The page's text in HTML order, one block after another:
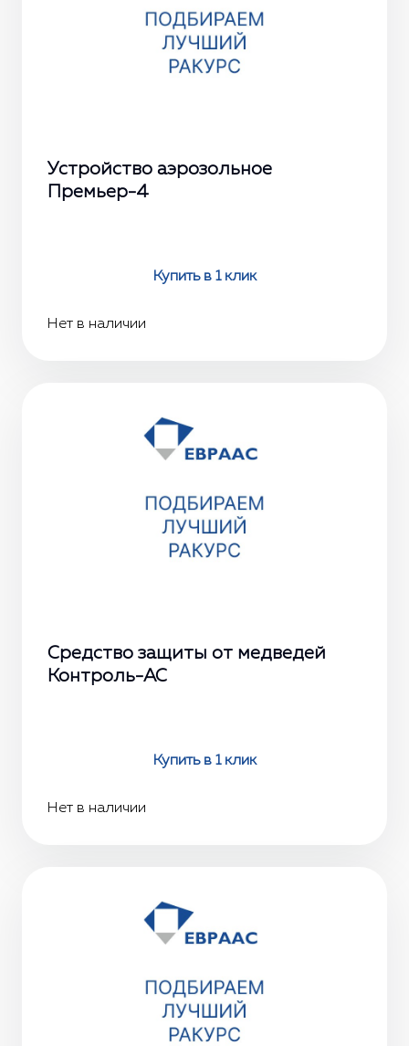
Устройство аэрозольное
Премьер-4
Купить в 1 клик
Нет в наличии
Средство защиты от медведей
Контроль-АС
Купить в 1 клик
Нет в наличии